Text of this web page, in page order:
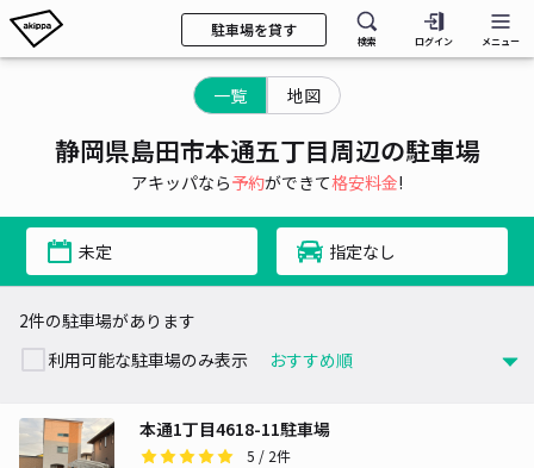
駐車場を貸す
検索 ログイン メニュー
一覧 地図
静岡県島田市本通五丁目周辺の駐車場
アキッパなら予約ができて格安料金!
未定 指定なし
2件の駐車場があります
利用可能な駐車場のみ表示
本通1丁目4618-11駐車場
5 / 2件